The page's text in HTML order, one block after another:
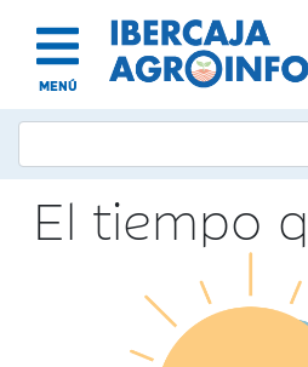
MENÚ
El tiempo